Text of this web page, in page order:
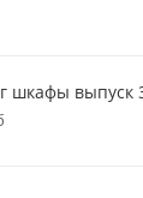
шкафы выпуск